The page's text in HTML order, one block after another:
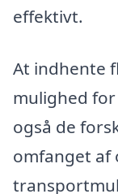
effektivt.
At indhente
mulighed
også de
omfanget af